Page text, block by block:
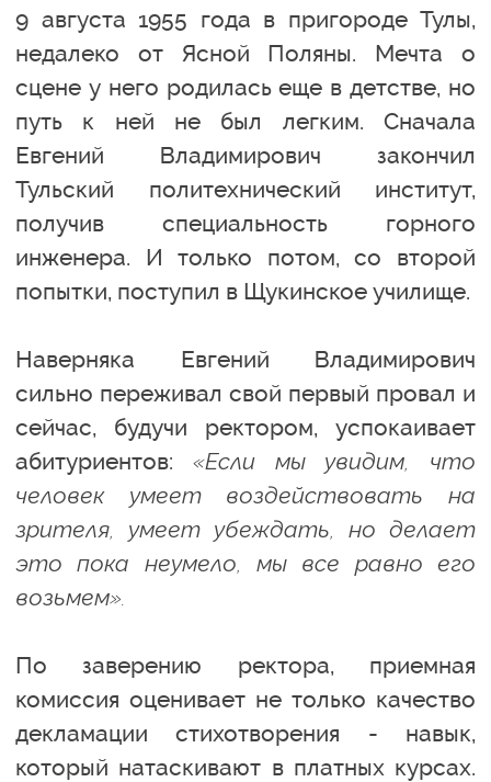
9 августа 1955 года в пригороде Тулы,
недалеко от Ясной Поляны. Мечта о
сцене у него родилась еще в детстве, но
путь к ней не был легким. Сначала
Евгений Владимирович закончил
Тульский политехнический институт,
получив специальность горного
инженера. И только потом, со второй
попытки, поступил в Щукинское училище.
Наверняка Евгений Владимирович
сильно переживал свой первый провал и
сейчас, будучи ректором, успокаивает
абитуриентов: «Если мы увидим, что
человек умеет воздействовать на
зрителя, умеет убеждать, но делает
это пока неумело, мы все равно его
возьмем».
По заверению ректора, приемная
комиссия оценивает не только качество
декламации стихотворения - навык,
который натаскивают в платных курсах.